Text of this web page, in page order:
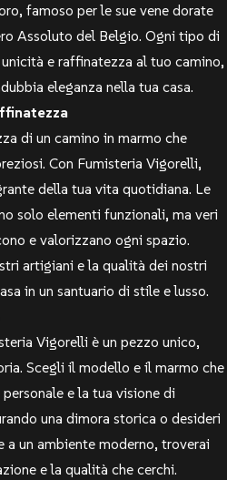
famoso per le sue vene dorate
Assoluto del Belgio. Ogni tipo di
e raffinatezza al tuo camino,
eleganza nella tua casa.
di un camino in marmo che
Con Fumisteria Vigorelli,
della tua vita quotidiana. Le
solo elementi funzionali, ma veri
e valorizzano ogni spazio.
artigiani e la qualità dei nostri
in un santuario di stile e lusso.
Vigorelli è un pezzo unico,
Scegli il modello e il marmo che
e la tua visione di
una dimora storica o desideri
a un ambiente moderno, troverai
e la qualità che cerchi.